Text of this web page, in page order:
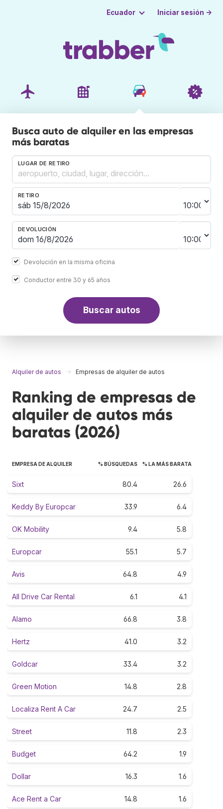
Ecuador Iniciar sesión →
Busca auto de alquiler en las empresas
más baratas
LUGAR DE RETIRO
RETIRO
DEVOLUCIÓN
Devolución en la misma oficina
Conductor entre 30 y 65 años
Buscar autos
Alquiler de autos Empresas de alquiler de autos
Ranking de empresas de
alquiler de autos más
baratas (2026)
EMPRESA DE ALQUILER % BÚSQUEDAS % LA MÁS BARATA
Sixt 80.4 26.6
Keddy By Europcar 33.9 6.4
OK Mobility 9.4 5.8
Europcar 55.1 5.7
Avis 64.8 4.9
All Drive Car Rental 6.1 4.1
Alamo 66.8 3.8
Hertz 41.0 3.2
Goldcar 33.4 3.2
Green Motion 14.8 2.8
Localiza Rent A Car 24.7 2.5
Street 11.8 2.3
Budget 64.2 1.9
Dollar 16.3 1.6
Ace Rent a Car 14.8 1.6